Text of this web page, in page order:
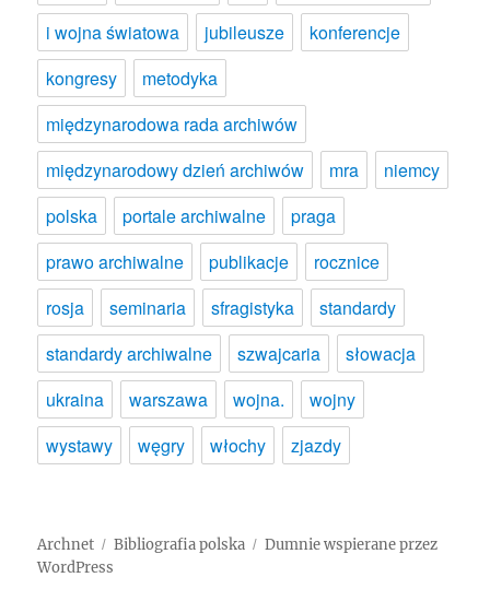
i wojna światowa
jubileusze
konferencje
kongresy
metodyka
międzynarodowa rada archiwów
międzynarodowy dzień archiwów
mra
niemcy
polska
portale archiwalne
praga
prawo archiwalne
publikacje
rocznice
rosja
seminaria sfragistyka
standardy
standardy archiwalne
szwajcaria
słowacja
ukraina
warszawa wojna.
wojny
wystawy
węgry włochy zjazdy
Archnet Bibliografia polska
Dumnie wspierane przez
WordPress